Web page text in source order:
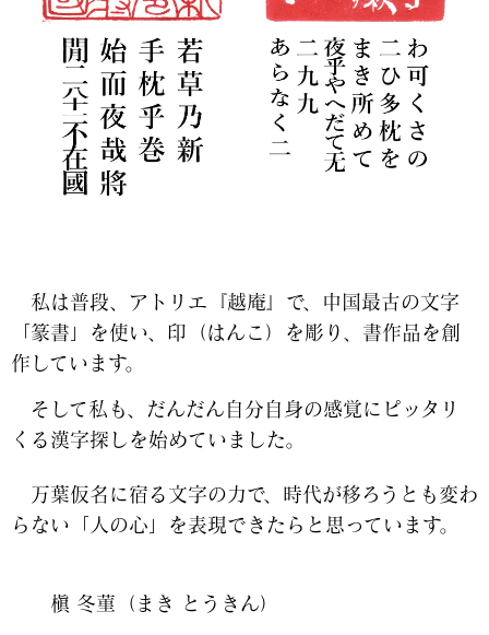
私は普段、アトリエ『越庵』で、中国最古の文字
「篆書」を使い、印（はんこ）を彫り、書作品を創
作しています。
そして私も、だんだん自分自身の感覚にピッタリ
くる漢字探しを始めていました。
万葉仮名に宿る文字の力で、時代が移ろうとも変わ
らない「人の心」を表現できたらと思っています。
槇 冬菫（まき とうきん）